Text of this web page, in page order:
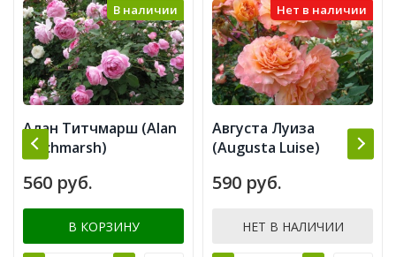
В наличии
Алан Титчмарш (Alan
Titchmarsh)
560 руб.
В КОРЗИНУ
Нет в наличии
Августа Луиза
(Augusta Luise)
590 руб.
НЕТ В НАЛИЧИИ